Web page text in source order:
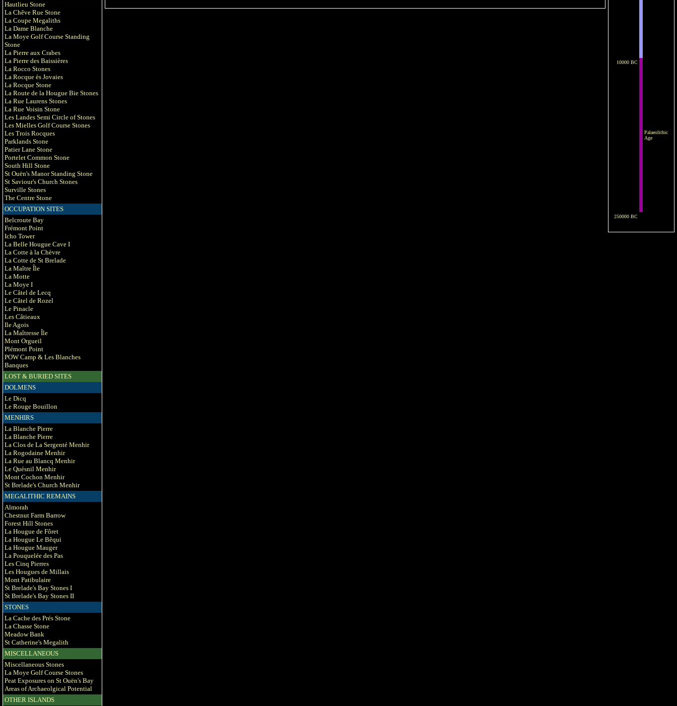
Hautlieu Stone
La Chêve Rue Stone
La Coupe Megaliths
La Dame Blanche
La Moye Golf Course Standing
Stone
La Pierre aux Crabes
La Pierre des Baissières
La Rocco Stones
La Rocque ès Jovaies
La Rocque Stone
La Route de la Hougue Bie Stones
La Rue Laurens Stones
La Rue Voisin Stone
Les Landes Semi Circle of Stones
Les Mielles Golf Course Stones
Les Trois Rocques
Parklands Stone
Patier Lane Stone
Portelet Common Stone
South Hill Stone
St Ouën's Manor Standing Stone
St Saviour's Church Stones
Surville Stones
The Centre Stone
OCCUPATION SITES
Belcroute Bay
Frémont Point
Icho Tower
La Belle Hougue Cave I
La Cotte à la Chèvre
La Cotte de St Brelade
La Maître Île
La Motte
La Moye I
Le Câtel de Lecq
Le Câtel de Rozel
Le Pinacle
Les Câtieaux
Ile Agois
La Maîtresse Île
Mont Orgueil
Plémont Point
POW Camp & Les Blanches
Banques
LOST & BURIED SITES
DOLMENS
Le Dicq
Le Rouge Bouillon
MENHIRS
La Blanche Pierre
La Blanche Pierre
La Clos de La Sergenté Menhir
La Rogodaine Menhir
La Rue au Blancq Menhir
Le Quésnil Menhir
Mont Cochon Menhir
St Brelade's Church Menhir
MEGALITHIC REMAINS
Almorah
Chestnut Farm Barrow
Forest Hill Stones
La Hougue de Fôret
La Hougue Le Bêqui
La Hougue Mauger
La Pouquelée des Pas
Les Cinq Pierres
Les Hougues de Millais
Mont Patibulaire
St Brelade's Bay Stones I
St Brelade's Bay Stones II
STONES
La Cache des Prés Stone
La Chasse Stone
Meadow Bank
St Catherine's Megalith
MISCELLANEOUS
Miscellaneous Stones
La Moye Golf Course Stones
Peat Exposures on St Ouën's Bay
Areas of Archaeolgical Potential
OTHER ISLANDS
10000 BC
Palaeolithic
Age
250000 BC